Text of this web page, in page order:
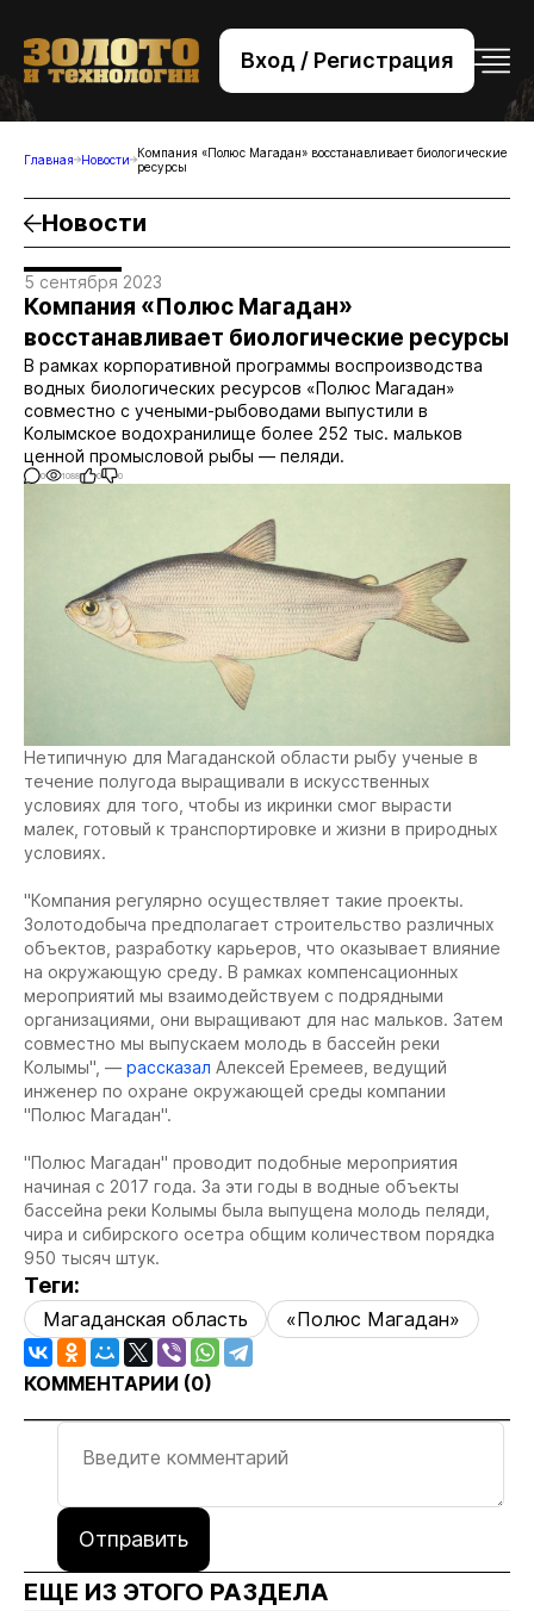
Вход / Регистрация
+7 (495) 221-76-32
bsv@zolteh.ru
Главная Новости Компания «Полюс Магадан» восстанавливает биологические
ресурсы
Новости
5 сентября 2023
Компания «Полюс Магадан»
восстанавливает биологические ресурсы
В рамках корпоративной программы воспроизводства
водных биологических ресурсов «Полюс Магадан»
совместно с учеными-рыбоводами выпустили в
Колымское водохранилище более 252 тыс. мальков
ценной промысловой рыбы — пеляди.
0 1088 0 0
Нетипичную для Магаданской области рыбу ученые в
течение полугода выращивали в искусственных
условиях для того, чтобы из икринки смог вырасти
малек, готовый к транспортировке и жизни в природных
условиях.
"Компания регулярно осуществляет такие проекты.
Золотодобыча предполагает строительство различных
объектов, разработку карьеров, что оказывает влияние
на окружающую среду. В рамках компенсационных
мероприятий мы взаимодействуем с подрядными
организациями, они выращивают для нас мальков. Затем
совместно мы выпускаем молодь в бассейн реки
Колымы", — рассказал Алексей Еремеев, ведущий
инженер по охране окружающей среды компании
"Полюс Магадан".
"Полюс Магадан" проводит подобные мероприятия
начиная с 2017 года. За эти годы в водные объекты
бассейна реки Колымы была выпущена молодь пеляди,
чира и сибирского осетра общим количеством порядка
950 тысяч штук.
Теги:
Магаданская область «Полюс Магадан»
КОММЕНТАРИИ (0)
Отправить
ЕЩЕ ИЗ ЭТОГО РАЗДЕЛА